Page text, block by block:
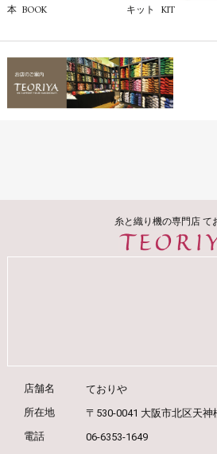
本 BOOK キット KIT
糸と織り機の専門店 て
店舗名
ておりや
所在地
〒530-0041 大阪市北区天神
電話
06-6353-1649